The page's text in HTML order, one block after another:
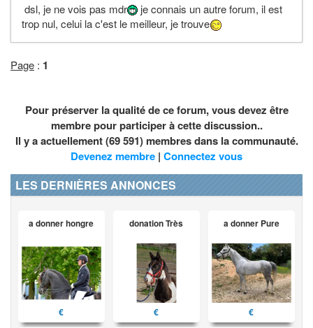
dsl, je ne vois pas mdr
je connais un autre forum, il est
trop nul, celui la c'est le meilleur, je trouve
Page : 1
Pour préserver la qualité de ce forum, vous devez être
membre pour participer à cette discussion..
Il y a actuellement (69 591) membres dans la communauté.
Devenez membre | Connectez vous
LES DERNIÈRES ANNONCES
a donner hongre
€
donation Très
€
a donner Pure
€